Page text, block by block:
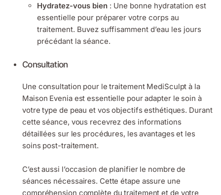
Hydratez-vous bien : Une bonne hydratation est
essentielle pour préparer votre corps au
traitement. Buvez suffisamment d’eau les jours
précédant la séance.
Consultation
Une consultation pour le traitement MediSculpt à la
Maison Evenia est essentielle pour adapter le soin à
votre type de peau et vos objectifs esthétiques. Durant
cette séance, vous recevrez des informations
détaillées sur les procédures, les avantages et les
soins post-traitement.
C’est aussi l’occasion de planifier le nombre de
séances nécessaires. Cette étape assure une
compréhension complète du traitement et de votre